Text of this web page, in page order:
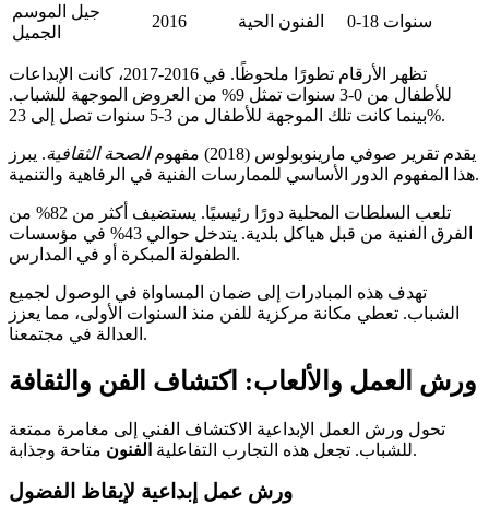
جيل الموسم
الجميل
2016 الفنون الحية 0-18 سنوات
تظهر الأرقام تطورًا ملحوظًا. في 2016-2017، كانت الإبداعات
للأطفال من 0-3 سنوات تمثل 9% من العروض الموجهة للشباب.
بينما كانت تلك الموجهة للأطفال من 3-5 سنوات تصل إلى 23%.
يقدم تقرير صوفي مارينوبولوس (2018) مفهوم الصحة الثقافية. يبرز
هذا المفهوم الدور الأساسي للممارسات الفنية في الرفاهية والتنمية.
تلعب السلطات المحلية دورًا رئيسيًا. يستضيف أكثر من 82% من
الفرق الفنية من قبل هياكل بلدية. يتدخل حوالي 43% في مؤسسات
الطفولة المبكرة أو في المدارس.
تهدف هذه المبادرات إلى ضمان المساواة في الوصول لجميع
الشباب. تعطي مكانة مركزية للفن منذ السنوات الأولى، مما يعزز
العدالة في مجتمعنا.
ورش العمل والألعاب: اكتشاف الفن والثقافة
تحول ورش العمل الإبداعية الاكتشاف الفني إلى مغامرة ممتعة
للشباب. تجعل هذه التجارب التفاعلية الفنون متاحة وجذابة.
ورش عمل إبداعية لإيقاظ الفضول